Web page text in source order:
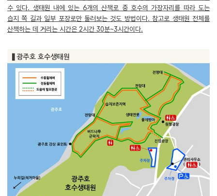
수 있다. 생태원 내에 있는 6개의 산책로 중 호수의 가장자리를 따라 도는
습지 쪽 길과 일부 포장로만 둘러보는 것도 방법이다. 참고로 생태원 전체를
산책하는 데 거리는 시간은 2시간 30분~3시간이다.